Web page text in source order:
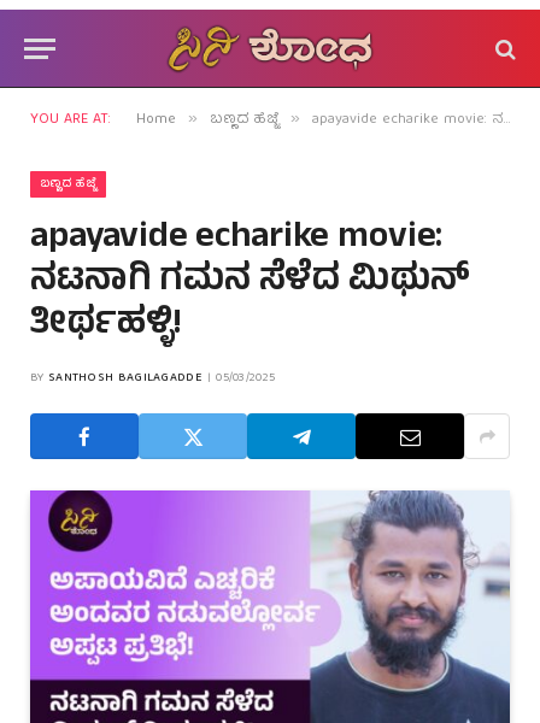
YOU ARE AT: Home » ಬಣ್ಣದ ಹೆಜ್ಜೆ » apayavide echarike movie: ನಟನಾಗಿ ಗಮನ ಸೆಳೆದ ಮಿಥುನ್ ತೀರ್ಥಹಳ್ಳಿ!
ಬಣ್ಣದ ಹೆಜ್ಜೆ
apayavide echarike movie:
ನಟನಾಗಿ ಗಮನ ಸೆಳೆದ ಮಿಥುನ್
ತೀರ್ಥಹಳ್ಳಿ!
BY SANTHOSH BAGILAGADDE 05/03/2025